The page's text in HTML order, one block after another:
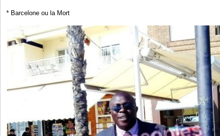
* Barcelone ou la Mort